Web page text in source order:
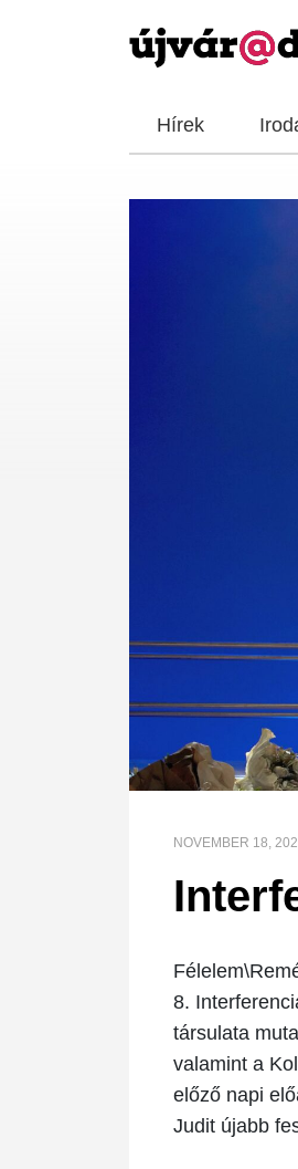
Hírek
NOVEMBER 18,
8.
társulata
valamint a
előző napi
Judit újabb